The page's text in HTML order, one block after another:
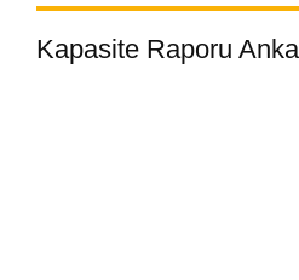
Kapasite Raporu